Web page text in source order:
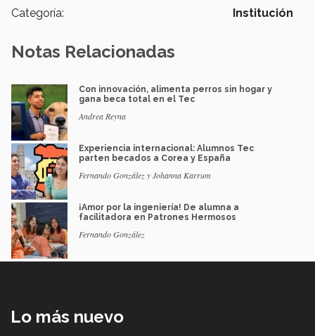
Categoría: Institución
Notas Relacionadas
Con innovación, alimenta perros sin hogar y
gana beca total en el Tec
Andrea Reyna
Experiencia internacional: Alumnos Tec
parten becados a Corea y España
Fernando González y Johanna Karrum
¡Amor por la ingeniería! De alumna a
facilitadora en Patrones Hermosos
Fernando González
Lo más nuevo